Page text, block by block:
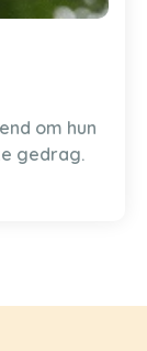
om hun
gedrag.